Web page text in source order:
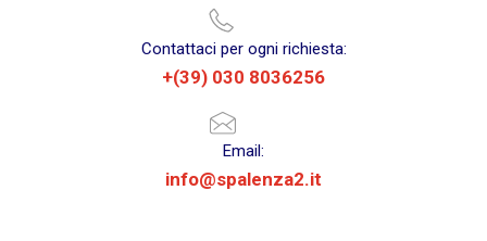
Contattaci per ogni richiesta:
+(39) 030 8036256
Email:
info@spalenza2.it